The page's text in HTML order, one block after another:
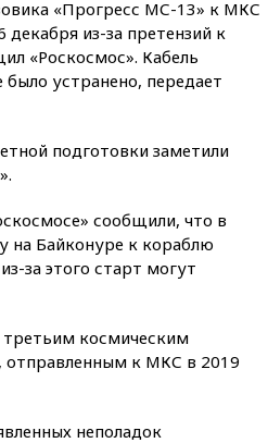
«Прогресс МС-13» к МКС
декабря из-за претензий к
«Роскосмос». Кабель
было устранено, передает
подготовки заметили
сообщили, что в
на Байконуре к кораблю
за этого старт могут
космическим
отправленным к МКС в 2019
неполадок